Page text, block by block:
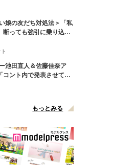
娘の友だち対処法＞「私
断っても強引に乗り込ん
池田直人＆佐藤佳奈ア
コント内で発表させてい
もっとみる